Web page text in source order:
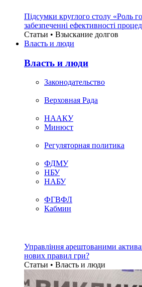
Підсумки круглого столу «Роль
забезпеченні ефективності
Статьи • Взыскание долгов
Власть и люди
Власть и люди
Законодательство
Верховная Рада
НААКУ
Минюст
Регуляторная политика
ФДМУ
НБУ
НАБУ
ФГВФЛ
Кабмин
Управління арештованими
нових правил гри?
Статьи • Власть и люди